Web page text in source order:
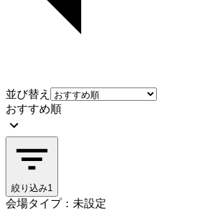
並び替え
おすすめ順
絞り込み1
会場タイプ：未設定